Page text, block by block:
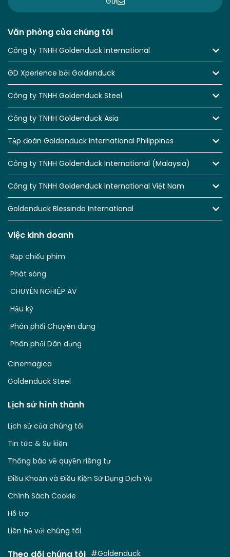
Văn phòng của chúng tôi
Công ty TNHH Goldenduck International
GD Xperience bởi Goldenduck
Công ty TNHH Goldenduck Steel
Công ty TNHH Goldenduck Asia
Tập đoàn Goldenduck International Philippines
Công ty TNHH Goldenduck International (Malaysia)
Công ty TNHH Goldenduck International Việt Nam
Goldenduck Blessindo International
Việc kinh doanh
Phân phối Dân dụng
Phân phối Chuyên dụng
Hậu kỳ
CHUYÊN NGHIỆP AV
Phát sóng
Rạp chiếu phim
Cinemagica
Goldenduck Steel
Lịch sử hình thành
Lịch sử của chúng tôi
Tin tức & Sự kiện
Thông báo về quyền riêng tư
Điều Khoản và Điều Kiện Sử Dụng Dịch Vụ
Chính Sách Cookie
Hỗ trợ
Liên hệ với chúng tôi
Theo dõi chúng tôi #Goldenduck